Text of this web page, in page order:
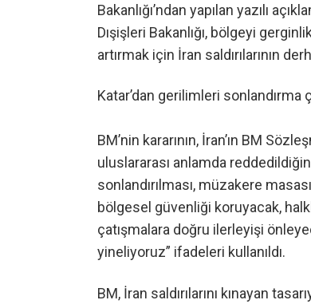
Bakanlığı’ndan yapılan yazılı
Dışişleri Bakanlığı, bölgeyi
artırmak için İran saldırılarının
Katar’dan gerilimleri sonlandırma
BM’nin kararının, İran’ın BM
uluslararası anlamda
sonlandırılması, müzakere
bölgesel güvenliği koruyacak,
çatışmalara doğru ilerleyişi
yineliyoruz” ifadeleri kullanıldı.
BM, İran saldırılarını kınayan